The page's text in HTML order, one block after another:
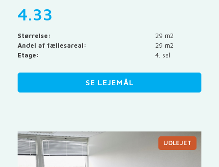
4.33
Størrelse:
29 m2
Andel af fællesareal:
29 m2
Etage:
4. sal
SE LEJEMÅL
UDLEJET